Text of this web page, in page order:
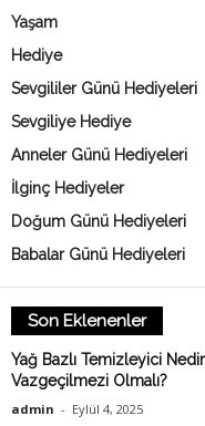
Yaşam
Hediye
Sevgililer Günü Hediyeleri
Sevgiliye Hediye
Anneler Günü Hediyeleri
İlginç Hediyeler
Doğum Günü Hediyeleri
Babalar Günü Hediyeleri
Son Eklenenler
Yağ Bazlı Temizleyici
Vazgeçilmezi Olmalı?
admin - Eylül 4, 2025